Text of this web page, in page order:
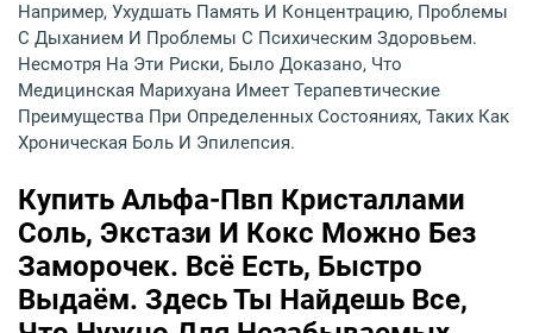
Например, Ухудшать Память И Концентрацию, Проблемы
С Дыханием И Проблемы С Психическим Здоровьем.
Несмотря На Эти Риски, Было Доказано, Что
Медицинская Марихуана Имеет Терапевтические
Преимущества При Определенных Состояниях, Таких Как
Хроническая Боль И Эпилепсия.
Купить Альфа-Пвп Кристаллами
Соль, Экстази И Кокс Можно Без
Заморочек. Всё Есть, Быстро
Выдаём. Здесь Ты Найдешь Все,